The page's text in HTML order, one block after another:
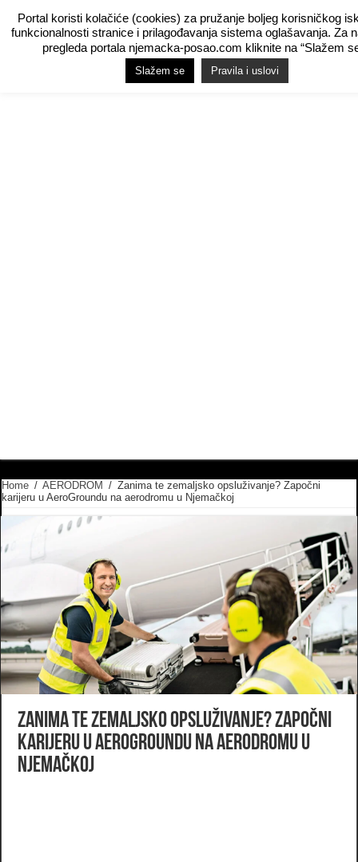
Home / AERODROM / Zanima te zemaljsko opsluživanje? Započni
karijeru u AeroGroundu na aerodromu u Njemačkoj
Zanima te zemaljsko opsluživanje? Započni
karijeru u AeroGroundu na aerodromu u
Njemačkoj
Portal koristi kolačiće (cookies) za pružanje boljeg korisničkog
funkcionalnosti stranice i prilagođavanja sistema oglašavanja. Za
pregleda portala njemacka-posao.com kliknite na “Slažem
Slažem se Pravila i uslovi